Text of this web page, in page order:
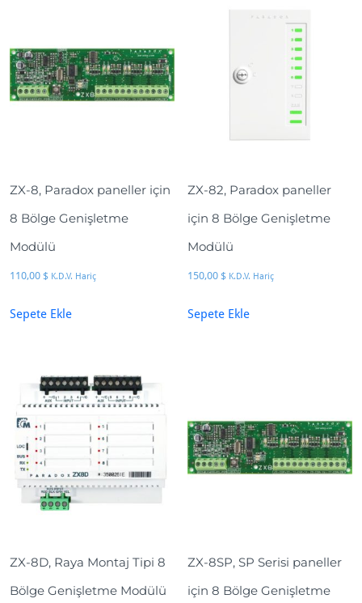
ZX-8, Paradox paneller için
8 Bölge Genişletme
Modülü
110,00 $ K.D.V. Hariç
Sepete Ekle
ZX-82, Paradox paneller
için 8 Bölge Genişletme
Modülü
150,00 $ K.D.V. Hariç
Sepete Ekle
ZX-8D, Raya Montaj Tipi 8
Bölge Genişletme Modülü
ZX-8SP, SP Serisi paneller
için 8 Bölge Genişletme